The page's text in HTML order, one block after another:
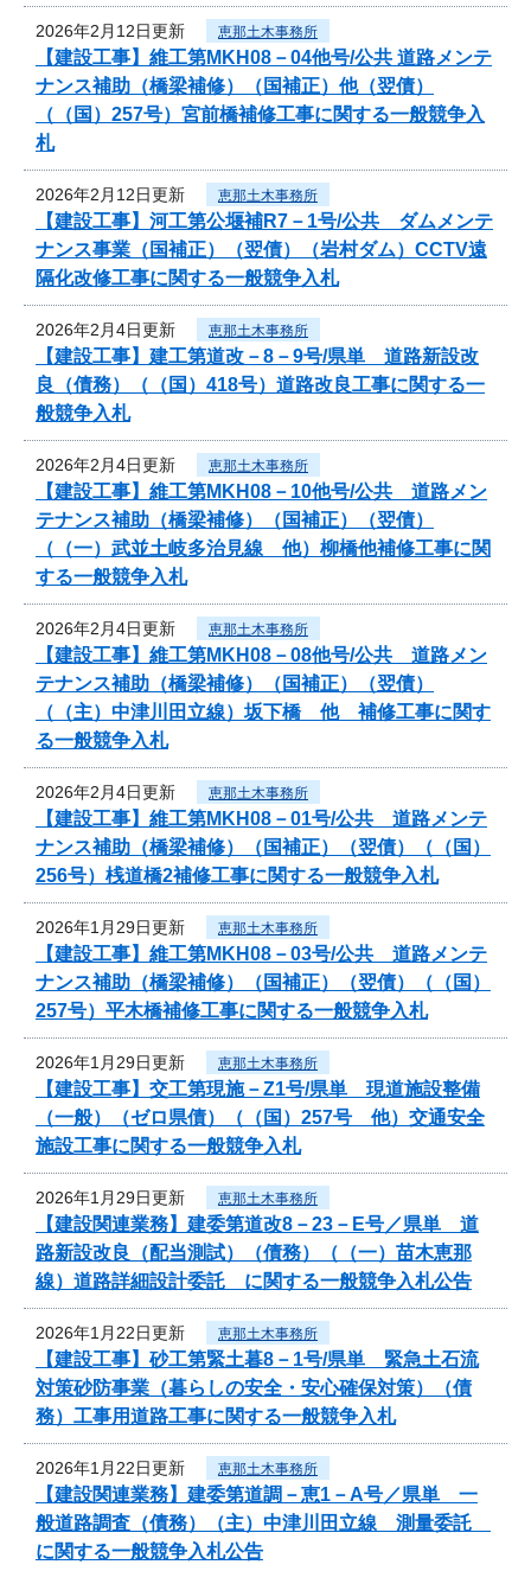
2026年2月12日更新 恵那土木事務所
【建設工事】維工第MKH08－04他号/公共 道路メンテ
ナンス補助（橋梁補修）（国補正）他（翌債）
（（国）257号）宮前橋補修工事に関する一般競争入
札
2026年2月12日更新 恵那土木事務所
【建設工事】河工第公堰補R7－1号/公共 ダムメンテ
ナンス事業（国補正）（翌債）（岩村ダム）CCTV遠
隔化改修工事に関する一般競争入札
2026年2月4日更新 恵那土木事務所
【建設工事】建工第道改－8－9号/県単 道路新設改
良（債務）（（国）418号）道路改良工事に関する一
般競争入札
2026年2月4日更新 恵那土木事務所
【建設工事】維工第MKH08－10他号/公共 道路メン
テナンス補助（橋梁補修）（国補正）（翌債）
（（一）武並土岐多治見線 他）柳橋他補修工事に関
する一般競争入札
2026年2月4日更新 恵那土木事務所
【建設工事】維工第MKH08－08他号/公共 道路メン
テナンス補助（橋梁補修）（国補正）（翌債）
（（主）中津川田立線）坂下橋 他 補修工事に関す
る一般競争入札
2026年2月4日更新 恵那土木事務所
【建設工事】維工第MKH08－01号/公共 道路メンテ
ナンス補助（橋梁補修）（国補正）（翌債）（（国）
256号）桟道橋2補修工事に関する一般競争入札
2026年1月29日更新 恵那土木事務所
【建設工事】維工第MKH08－03号/公共 道路メンテ
ナンス補助（橋梁補修）（国補正）（翌債）（（国）
257号）平木橋補修工事に関する一般競争入札
2026年1月29日更新 恵那土木事務所
【建設工事】交工第現施－Z1号/県単 現道施設整備
（一般）（ゼロ県債）（（国）257号 他）交通安全
施設工事に関する一般競争入札
2026年1月29日更新 恵那土木事務所
【建設関連業務】建委第道改8－23－E号／県単 道
路新設改良（配当測試）（債務）（（一）苗木恵那
線）道路詳細設計委託 に関する一般競争入札公告
2026年1月22日更新 恵那土木事務所
【建設工事】砂工第緊土暮8－1号/県単 緊急土石流
対策砂防事業（暮らしの安全・安心確保対策）（債
務）工事用道路工事に関する一般競争入札
2026年1月22日更新 恵那土木事務所
【建設関連業務】建委第道調－恵1－A号／県単 一
般道路調査（債務）（主）中津川田立線 測量委託
に関する一般競争入札公告